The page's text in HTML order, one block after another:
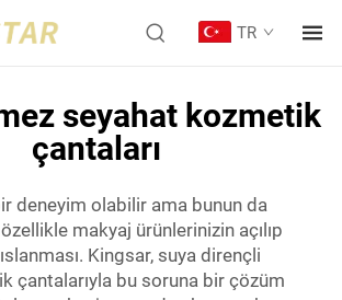
TR
seyahat kozmetik
çantaları
deneyim olabilir ama bunun da
makyaj ürünlerinizin açılıp
Kingsar, suya dirençli
çantalarıyla bu soruna bir çözüm